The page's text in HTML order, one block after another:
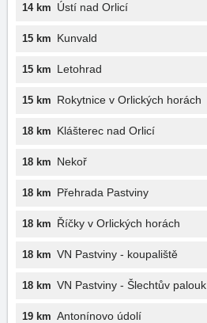
14 km Ústí nad Orlicí
15 km Kunvald
15 km Letohrad
15 km Rokytnice v Orlických horách
18 km Klášterec nad Orlicí
18 km Nekoř
18 km Přehrada Pastviny
18 km Říčky v Orlických horách
18 km VN Pastviny - koupaliště
18 km VN Pastviny - Šlechtův palouk
19 km Antonínovo údolí